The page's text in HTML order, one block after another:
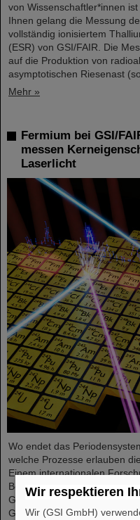
von Wissenschaftler*innen
Ihnen gelang die Messung
vollständig ionisiertem
(ESR) von GSI/FAIR. Die
auf die Produktion von
asymptotischen Riesenast
Mehr »
Fermium bei GSI/
messen
Laserlicht
Wo endet das
welche Prozesse erlauben
Einem internationalen
Beantwortung näher zu
GSI/FAIR-
Gutenberg-Universität Mainz
Wir respektieren
Wir (GSI GmbH)